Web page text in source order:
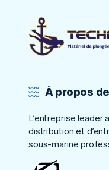
À propos
L’entreprise leader
distribution et
sous-marine